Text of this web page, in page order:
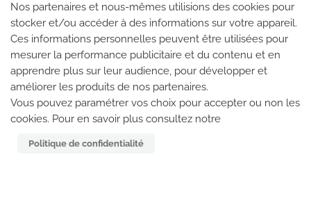
LES SALLES CLIMB UP
France
Nos partenaires et nous-mêmes utilisions des cookies pour
stocker et/ou accéder à des informations sur votre appareil.
Ces informations personnelles peuvent être utilisées pour
mesurer la performance publicitaire et du contenu et en
apprendre plus sur leur audience, pour développer et
améliorer les produits de nos partenaires.
Vous pouvez paramétrer vos choix pour accepter ou non les
cookies. Pour en savoir plus consultez notre
Politique de confidentialité